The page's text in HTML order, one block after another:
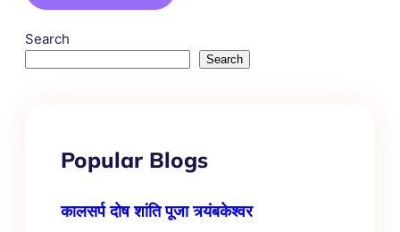
Search
Search
Popular Blogs
कालसर्प दोष शांति पूजा त्र्यंबकेश्वर